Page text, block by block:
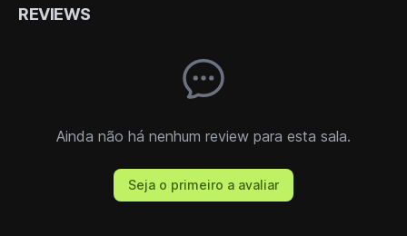
REVIEWS
Ainda não há nenhum review para esta sala.
Seja o primeiro a avaliar